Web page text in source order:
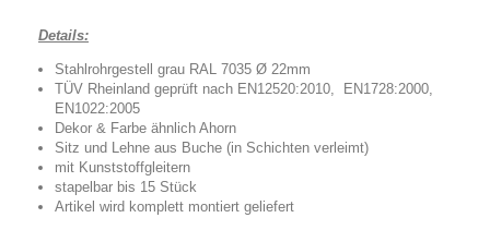
Details:
Stahlrohrgestell grau RAL 7035 Ø 22mm
TÜV Rheinland geprüft nach EN12520:2010, EN1728:2000,
EN1022:2005
Dekor & Farbe ähnlich Ahorn
Sitz und Lehne aus Buche (in Schichten verleimt)
mit Kunststoffgleitern
stapelbar bis 15 Stück
Artikel wird komplett montiert geliefert